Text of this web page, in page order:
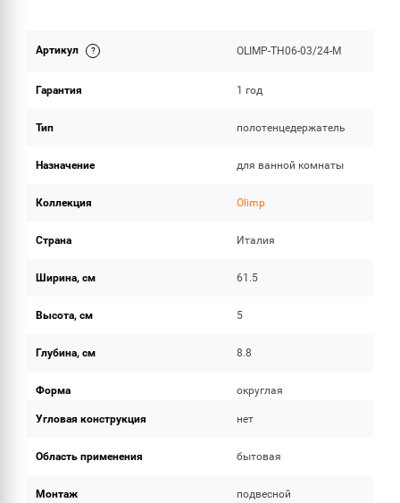
Артикул OLIMP-TH06-03/24-M
Гарантия 1 год
Тип полотенцедержатель
Назначение для ванной комнаты
Коллекция Olimp
Страна Италия
Ширина, см 61.5
Высота, см 5
Глубина, см 8.8
Форма округлая
Угловая конструкция нет
Область применения бытовая
Монтаж подвесной